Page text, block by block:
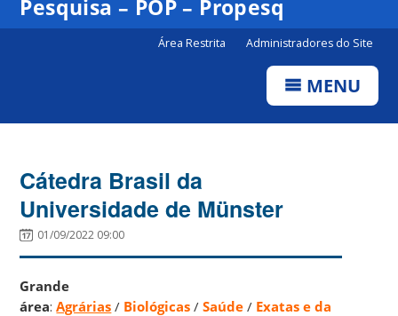
Pesquisa – POP – Propesq
Área Restrita Administradores do Site
MENU
Cátedra Brasil da
Universidade de Münster
01/09/2022 09:00
Grande
área:Agrárias / Biológicas /Saúde / Exatas e da